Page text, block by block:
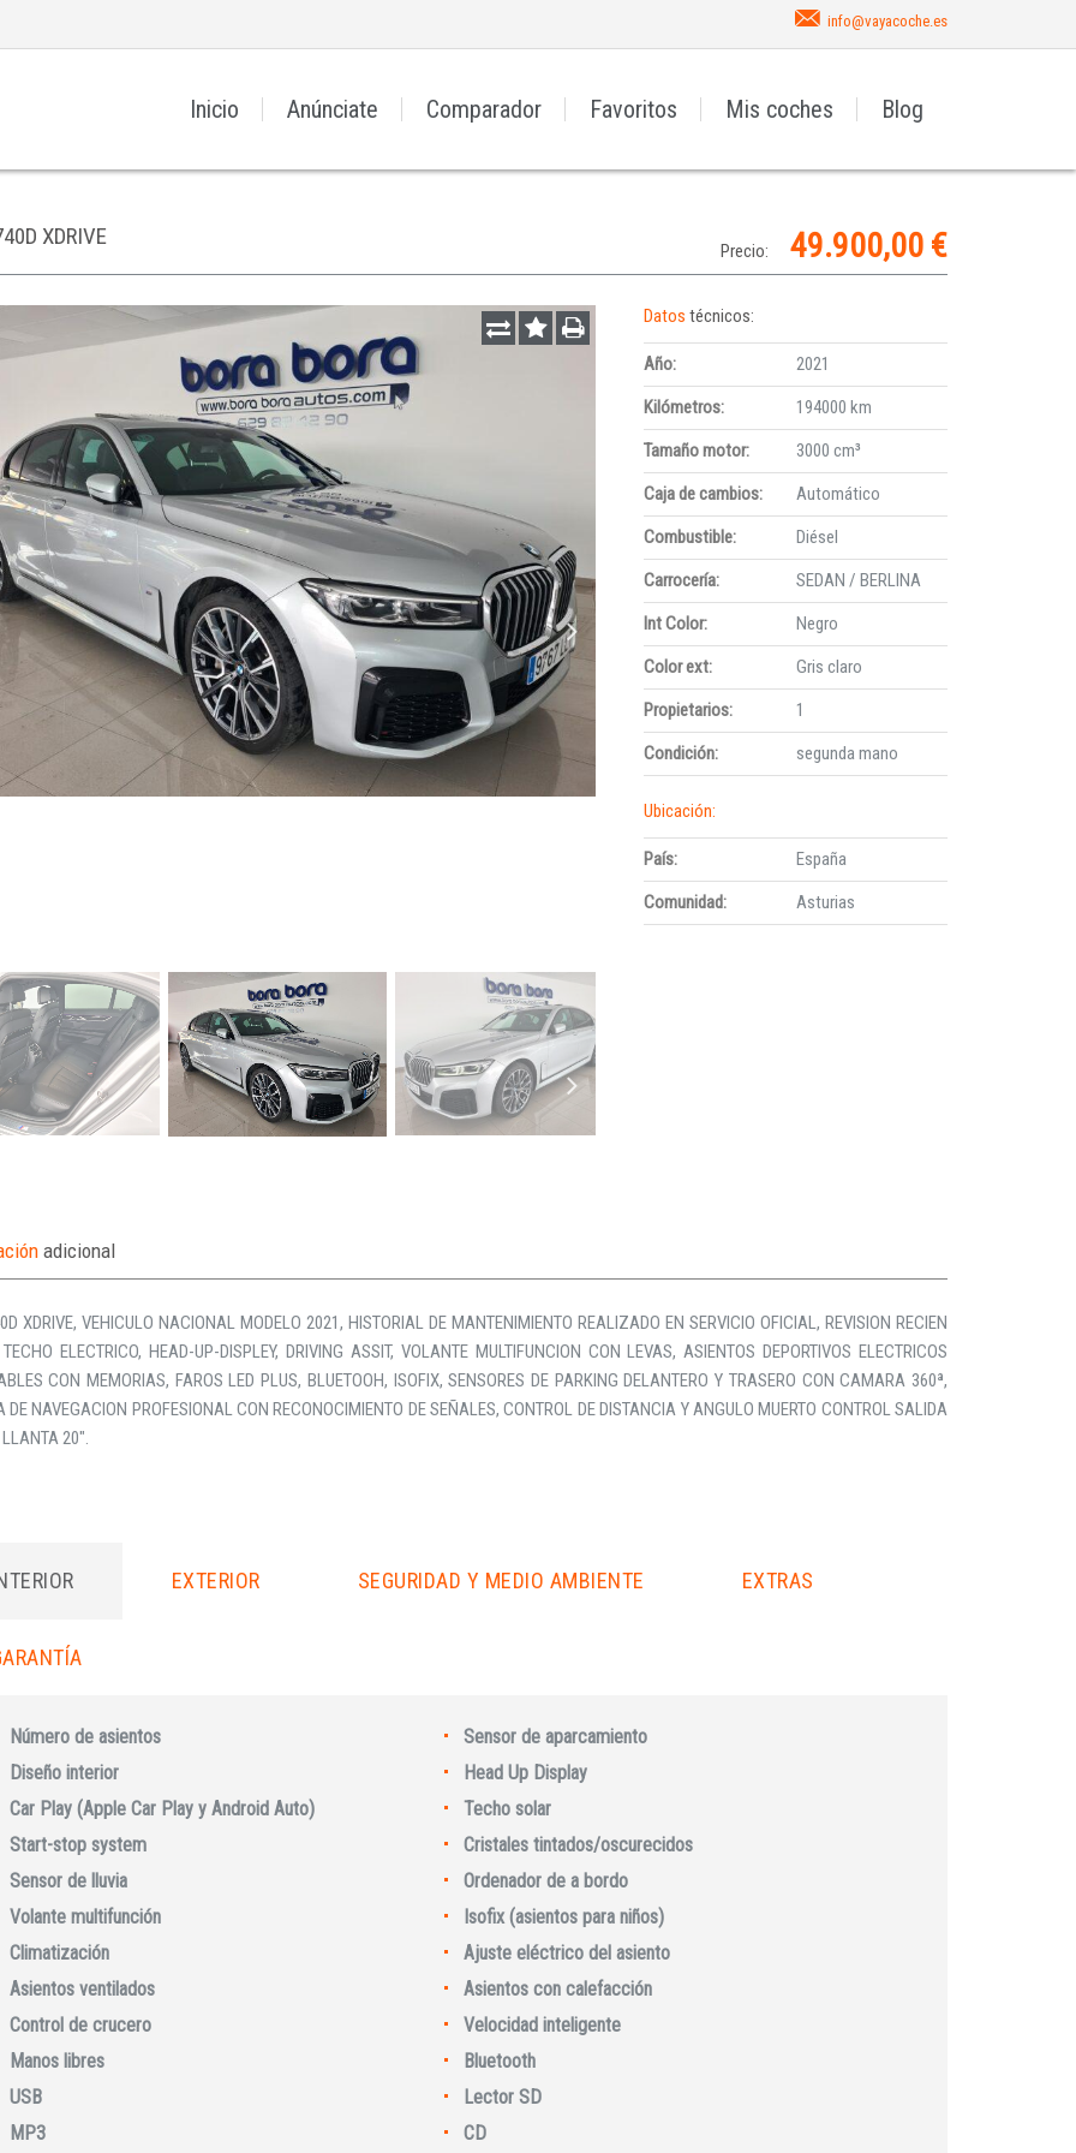
info@vayacoche.es
Inicio Anúnciate Comparador Favoritos Mis coches Blog
XDRIVE
Precio: 49.900,00 €
Datostécnicos:
Año:
2021
Kilómetros:
194000 km
Tamaño motor:
3000 cm³
Caja de cambios:
Automático
Combustible:
Diésel
Carrocería:
SEDAN / BERLINA
Int Color:
Negro
Color ext:
Gris claro
Propietarios:
1
Condición:
segunda mano
Ubicación:
País:
España
Comunidad:
Asturias
adicional
XDRIVE, VEHICULO NACIONAL MODELO 2021, HISTORIAL DE MANTENIMIENTO REALIZADO EN SERVICIO OFICIAL, REVISION RECIEN
ELECTRICO, HEAD-UP-DISPLEY, DRIVING ASSIT, VOLANTE MULTIFUNCION CON LEVAS, ASIENTOS DEPORTIVOS ELECTRICOS
CON MEMORIAS, FAROS LED PLUS, BLUETOOH, ISOFIX, SENSORES DE PARKING DELANTERO Y TRASERO CON CAMARA 360ª,
DE NAVEGACION PROFESIONAL CON RECONOCIMIENTO DE SEÑALES, CONTROL DE DISTANCIA Y ANGULO MUERTO CONTROL SALIDA
20″.
EXTERIOR SEGURIDAD Y MEDIO AMBIENTE EXTRAS
Número de asientos
Sensor de aparcamiento
Diseño interior
Head Up Display
Car Play (Apple Car Play y Android Auto)
Techo solar
Start-stop system
Cristales tintados/oscurecidos
Sensor de lluvia
Ordenador de a bordo
Volante multifunción
Isofix (asientos para niños)
Climatización
Ajuste eléctrico del asiento
Asientos ventilados
Asientos con calefacción
Control de crucero
Velocidad inteligente
Manos libres
Bluetooth
USB
Lector SD
MP3
CD